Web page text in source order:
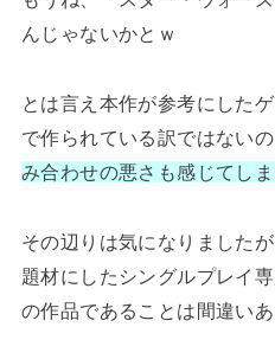
んじゃないかとｗ
とは言え本作が参考にした
で作られている訳ではないの
み合わせの悪さも感じてしま
その辺りは気になりました
題材にしたシングルプレイ
の作品であることは間違いあ